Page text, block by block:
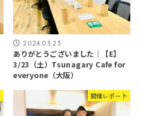
2024.03.23
ありがとうございました｜【E】
3/23（土）Tsunagary Cafe for
everyone（大阪）
開催レポート